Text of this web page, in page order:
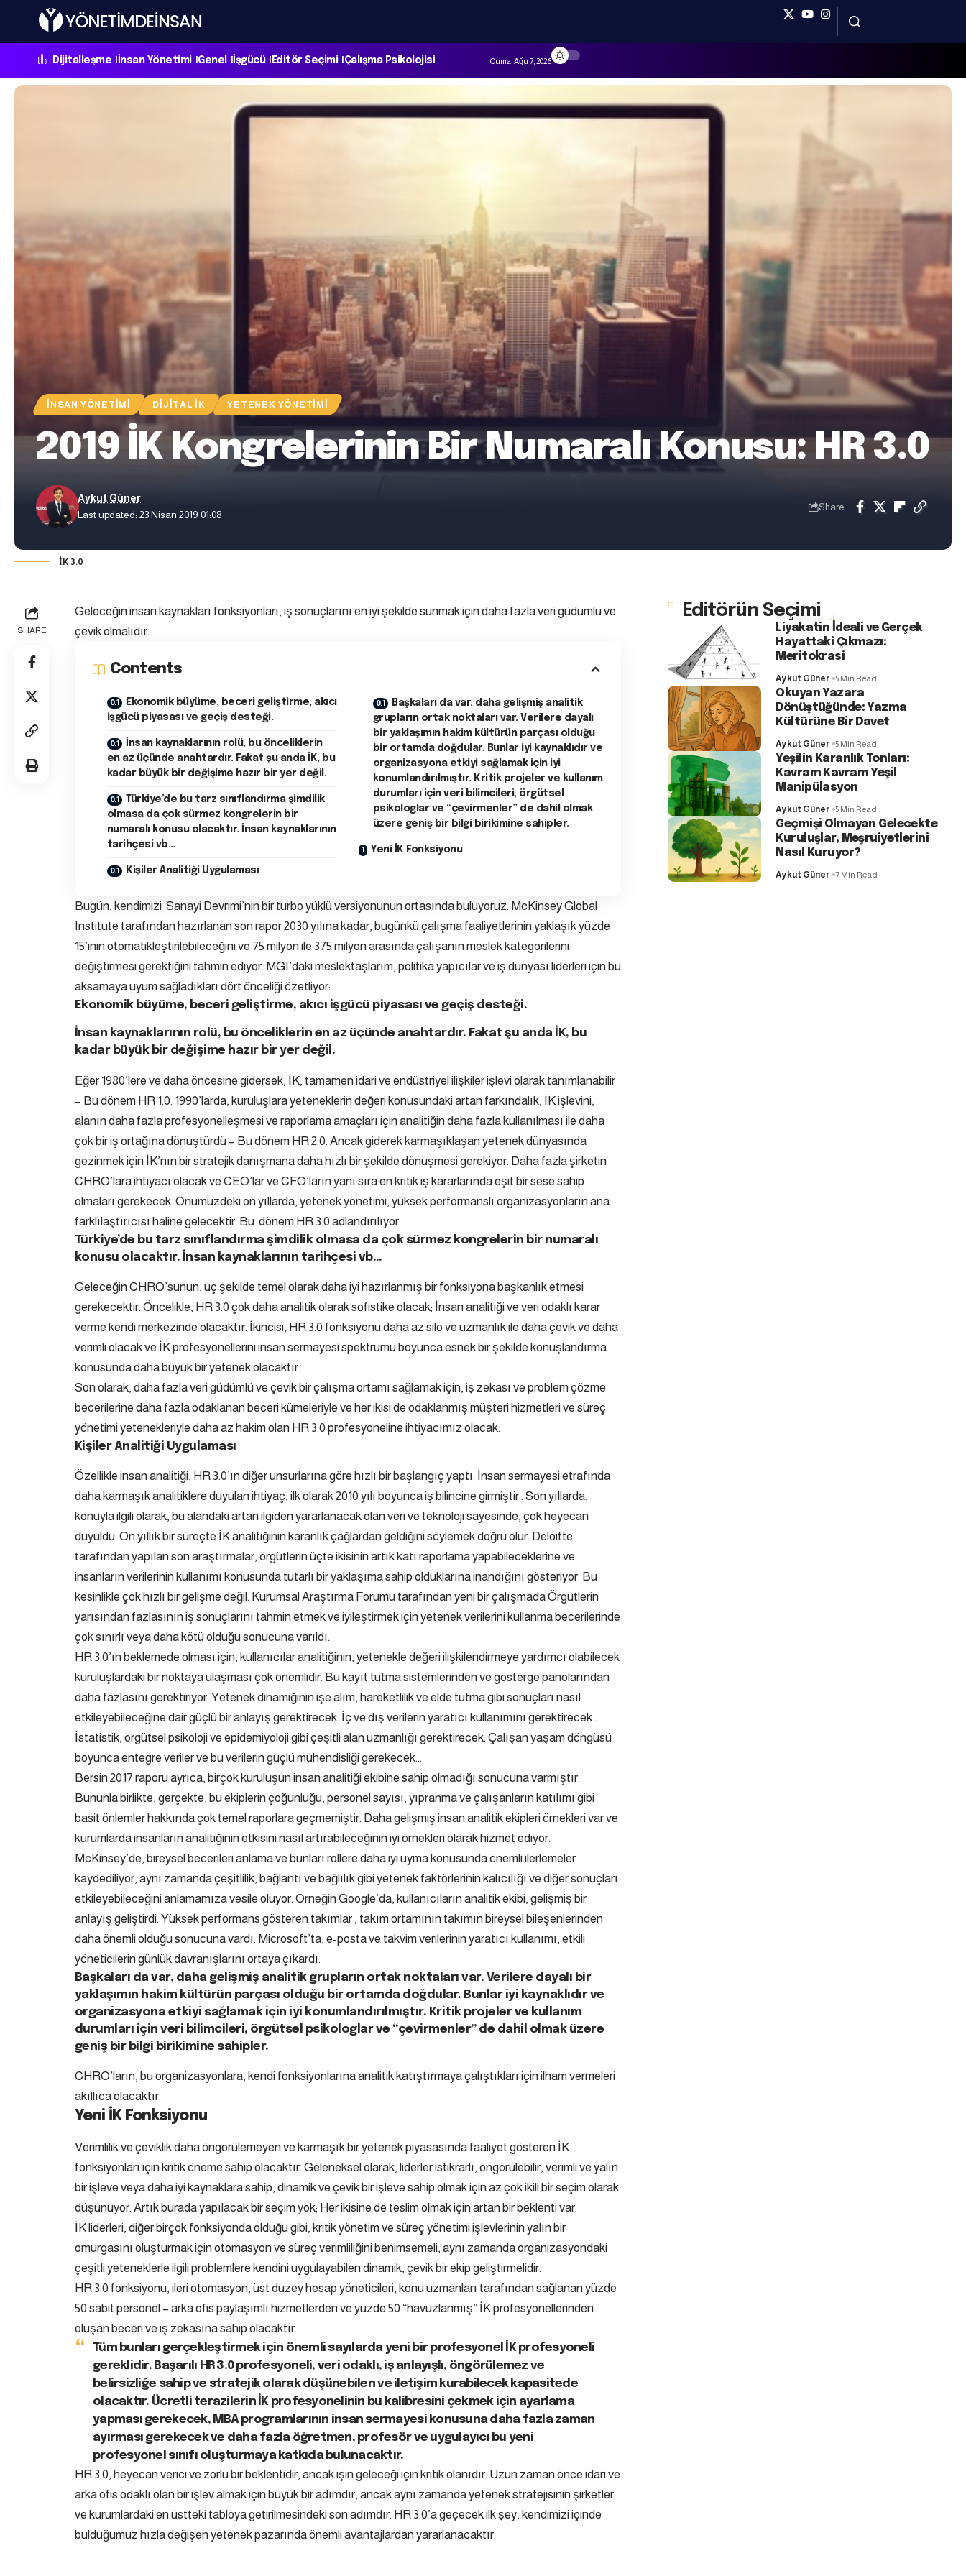
Dijitalleşme İnsan Yönetimi Genel İşgücü Editör Seçimi Çalışma Psikolojisi Cuma, Ağu 7, 2026
İNSAN YÖNETIMI DIJITAL İK YETENEK YÖNETIMI
2019 İK Kongrelerinin Bir Numaralı Konusu: HR 3.0
Last updated: 23 Nisan 2019 01:08
Aykut Güner
Share
İK 3.0
SHARE
Geleceğin insan kaynakları fonksiyonları, iş sonuçlarını en iyi şekilde sunmak için daha fazla veri güdümlü ve
çevik olmalıdır.
Contents
Ekonomik büyüme, beceri geliştirme, akıcı
işgücü piyasası ve geçiş desteği.
İnsan kaynaklarının rolü, bu önceliklerin
en az üçünde anahtardır. Fakat şu anda İK, bu
kadar büyük bir değişime hazır bir yer değil.
Türkiye’de bu tarz sınıflandırma şimdilik
olmasa da çok sürmez kongrelerin bir
numaralı konusu olacaktır. İnsan kaynaklarının
tarihçesi vb…
Kişiler Analitiği Uygulaması
Başkaları da var, daha gelişmiş analitik
grupların ortak noktaları var. Verilere dayalı
bir yaklaşımın hakim kültürün parçası olduğu
bir ortamda doğdular. Bunlar iyi kaynaklıdır ve
organizasyona etkiyi sağlamak için iyi
konumlandırılmıştır. Kritik projeler ve kullanım
durumları için veri bilimcileri, örgütsel
psikologlar ve “çevirmenler” de dahil olmak
üzere geniş bir bilgi birikimine sahipler.
Yeni İK Fonksiyonu
Bugün, kendimizi Sanayi Devrimi’nin bir turbo yüklü versiyonunun ortasında buluyoruz. McKinsey Global
Institute tarafından hazırlanan son rapor 2030 yılına kadar, bugünkü çalışma faaliyetlerinin yaklaşık yüzde
15’inin otomatikleştirilebileceğini ve 75 milyon ile 375 milyon arasında çalışanın meslek kategorilerini
değiştirmesi gerektiğini tahmin ediyor. MGI’daki meslektaşlarım, politika yapıcılar ve iş dünyası liderleri için bu
aksamaya uyum sağladıkları dört önceliği özetliyor:
Ekonomik büyüme, beceri geliştirme, akıcı işgücü piyasası ve geçiş desteği.
İnsan kaynaklarının rolü, bu önceliklerin en az üçünde anahtardır. Fakat şu anda İK, bu
kadar büyük bir değişime hazır bir yer değil.
Eğer 1980’lere ve daha öncesine gidersek, İK, tamamen idari ve endüstriyel ilişkiler işlevi olarak tanımlanabilir
– Bu dönem HR 1.0. 1990’larda, kuruluşlara yeteneklerin değeri konusundaki artan farkındalık, İK işlevini,
alanın daha fazla profesyonelleşmesi ve raporlama amaçları için analitiğin daha fazla kullanılması ile daha
çok bir iş ortağına dönüştürdü – Bu dönem HR 2.0. Ancak giderek karmaşıklaşan yetenek dünyasında
gezinmek için İK’nın bir stratejik danışmana daha hızlı bir şekilde dönüşmesi gerekiyor. Daha fazla şirketin
CHRO’lara ihtiyacı olacak ve CEO’lar ve CFO’ların yanı sıra en kritik iş kararlarında eşit bir sese sahip
olmaları gerekecek. Önümüzdeki on yıllarda, yetenek yönetimi, yüksek performanslı organizasyonların ana
farklılaştırıcısı haline gelecektir. Bu dönem HR 3.0 adlandırılıyor.
Türkiye’de bu tarz sınıflandırma şimdilik olmasa da çok sürmez kongrelerin bir numaralı
konusu olacaktır. İnsan kaynaklarının tarihçesi vb…
Geleceğin CHRO’sunun, üç şekilde temel olarak daha iyi hazırlanmış bir fonksiyona başkanlık etmesi
gerekecektir. Öncelikle, HR 3.0 çok daha analitik olarak sofistike olacak; İnsan analitiği ve veri odaklı karar
verme kendi merkezinde olacaktır. İkincisi, HR 3.0 fonksiyonu daha az silo ve uzmanlık ile daha çevik ve daha
verimli olacak ve İK profesyonellerini insan sermayesi spektrumu boyunca esnek bir şekilde konuşlandırma
konusunda daha büyük bir yetenek olacaktır.
Son olarak, daha fazla veri güdümlü ve çevik bir çalışma ortamı sağlamak için, iş zekası ve problem çözme
becerilerine daha fazla odaklanan beceri kümeleriyle ve her ikisi de odaklanmış müşteri hizmetleri ve süreç
yönetimi yetenekleriyle daha az hakim olan HR 3.0 profesyoneline ihtiyacımız olacak.
Kişiler Analitiği Uygulaması
Özellikle insan analitiği, HR 3.0’ın diğer unsurlarına göre hızlı bir başlangıç ​​yaptı. İnsan sermayesi etrafında
daha karmaşık analitiklere duyulan ihtiyaç, ilk olarak 2010 yılı boyunca iş bilincine girmiştir . Son yıllarda,
konuyla ilgili olarak, bu alandaki artan ilgiden yararlanacak olan veri ve teknoloji sayesinde, çok heyecan
duyuldu. On yıllık bir süreçte İK analitiğinin karanlık çağlardan geldiğini söylemek doğru olur. Deloitte
tarafından yapılan son araştırmalar, örgütlerin üçte ikisinin artık katı raporlama yapabileceklerine ve
insanların verilerinin kullanımı konusunda tutarlı bir yaklaşıma sahip olduklarına inandığını gösteriyor. Bu
kesinlikle çok hızlı bir gelişme değil. Kurumsal Araştırma Forumu tarafından yeni bir çalışmada Örgütlerin
yarısından fazlasının iş sonuçlarını tahmin etmek ve iyileştirmek için yetenek verilerini kullanma becerilerinde
çok sınırlı veya daha kötü olduğu sonucuna varıldı.
HR 3.0’ın beklemede olması için, kullanıcılar analitiğinin, yetenekle değeri ilişkilendirmeye yardımcı olabilecek
kuruluşlardaki bir noktaya ulaşması çok önemlidir. Bu kayıt tutma sistemlerinden ve gösterge panolarından
daha fazlasını gerektiriyor. Yetenek dinamiğinin işe alım, hareketlilik ve elde tutma gibi sonuçları nasıl
etkileyebileceğine dair güçlü bir anlayış gerektirecek. İç ve dış verilerin yaratıcı kullanımını gerektirecek .
İstatistik, örgütsel psikoloji ve epidemiyoloji gibi çeşitli alan uzmanlığı gerektirecek. Çalışan yaşam döngüsü
boyunca entegre veriler ve bu verilerin güçlü mühendisliği gerekecek…
Bersin 2017 raporu ayrıca, birçok kuruluşun insan analitiği ekibine sahip olmadığı sonucuna varmıştır.
Bununla birlikte, gerçekte, bu ekiplerin çoğunluğu, personel sayısı, yıpranma ve çalışanların katılımı gibi
basit önlemler hakkında çok temel raporlara geçmemiştir. Daha gelişmiş insan analitik ekipleri örnekleri var ve
kurumlarda insanların analitiğinin etkisini nasıl artırabileceğinin iyi örnekleri olarak hizmet ediyor.
McKinsey’de, bireysel becerileri anlama ve bunları rollere daha iyi uyma konusunda önemli ilerlemeler
kaydediliyor, aynı zamanda çeşitlilik, bağlantı ve bağlılık gibi yetenek faktörlerinin kalıcılığı ve diğer sonuçları
etkileyebileceğini anlamamıza vesile oluyor. Örneğin Google’da, kullanıcıların analitik ekibi, gelişmiş bir
anlayış geliştirdi. Yüksek performans gösteren takımlar , takım ortamının takımın bireysel bileşenlerinden
daha önemli olduğu sonucuna vardı. Microsoft’ta, e-posta ve takvim verilerinin yaratıcı kullanımı, etkili
yöneticilerin günlük davranışlarını ortaya çıkardı.
Başkaları da var, daha gelişmiş analitik grupların ortak noktaları var. Verilere dayalı bir
yaklaşımın hakim kültürün parçası olduğu bir ortamda doğdular. Bunlar iyi kaynaklıdır ve
organizasyona etkiyi sağlamak için iyi konumlandırılmıştır. Kritik projeler ve kullanım
durumları için veri bilimcileri, örgütsel psikologlar ve “çevirmenler” de dahil olmak üzere
geniş bir bilgi birikimine sahipler.
CHRO’ların, bu organizasyonlara, kendi fonksiyonlarına analitik katıştırmaya çalıştıkları için ilham vermeleri
akıllıca olacaktır.
Yeni İK Fonksiyonu
Verimlilik ve çeviklik daha öngörülemeyen ve karmaşık bir yetenek piyasasında faaliyet gösteren İK
fonksiyonları için kritik öneme sahip olacaktır. Geleneksel olarak, liderler istikrarlı, öngörülebilir, verimli ve yalın
bir işleve veya daha iyi kaynaklara sahip, dinamik ve çevik bir işleve sahip olmak için az çok ikili bir seçim olarak
düşünüyor. Artık burada yapılacak bir seçim yok; Her ikisine de teslim olmak için artan bir beklenti var.
İK liderleri, diğer birçok fonksiyonda olduğu gibi, kritik yönetim ve süreç yönetimi işlevlerinin yalın bir
omurgasını oluşturmak için otomasyon ve süreç verimliliğini benimsemeli, aynı zamanda organizasyondaki
çeşitli yeteneklerle ilgili problemlere kendini uygulayabilen dinamik, çevik bir ekip geliştirmelidir.
HR 3.0 fonksiyonu, ileri otomasyon, üst düzey hesap yöneticileri, konu uzmanları tarafından sağlanan yüzde
50 sabit personel – arka ofis paylaşımlı hizmetlerden ve yüzde 50 “havuzlanmış” İK profesyonellerinden
oluşan beceri ve iş zekasına sahip olacaktır.
Tüm bunları gerçekleştirmek için önemli sayılarda yeni bir profesyonel İK profesyoneli
gereklidir. Başarılı HR 3.0 profesyoneli, veri odaklı, iş anlayışlı, öngörülemez ve
belirsizliğe sahip ve stratejik olarak düşünebilen ve iletişim kurabilecek kapasitede
olacaktır. Ücretli terazilerin İK profesyonelinin bu kalibresini çekmek için ayarlama
yapması gerekecek, MBA programlarının insan sermayesi konusuna daha fazla zaman
ayırması gerekecek ve daha fazla öğretmen, profesör ve uygulayıcı bu yeni
profesyonel sınıfı oluşturmaya katkıda bulunacaktır.
HR 3.0, heyecan verici ve zorlu bir beklentidir, ancak işin geleceği için kritik olanıdır. Uzun zaman önce idari ve
arka ofis odaklı olan bir işlev almak için büyük bir adımdır, ancak aynı zamanda yetenek stratejisinin şirketler
ve kurumlardaki en üstteki tabloya getirilmesindeki son adımdır. HR 3.0’a geçecek ilk şey, kendimizi içinde
bulduğumuz hızla değişen yetenek pazarında önemli avantajlardan yararlanacaktır.
Editörün Seçimi
Liyakatin İdeali ve Gerçek
Hayattaki Çıkmazı:
Meritokrasi
Aykut Güner 5 Min Read
Okuyan Yazara
Dönüştüğünde: Yazma
Kültürüne Bir Davet
Aykut Güner 5 Min Read
Yeşilin Karanlık Tonları:
Kavram Kavram Yeşil
Manipülasyon
Aykut Güner 5 Min Read
Geçmişi Olmayan Gelecekte
Kuruluşlar, Meşruiyetlerini
Nasıl Kuruyor?
Aykut Güner 7 Min Read